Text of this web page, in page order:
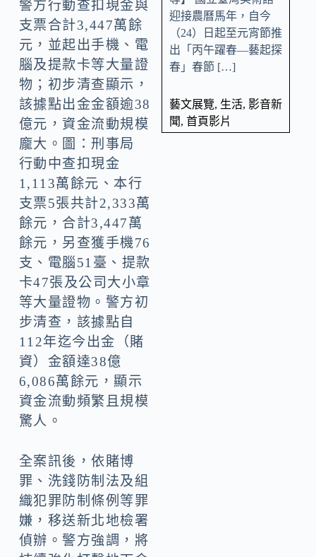
警方行動查扣現金與
支票合計3,447萬餘
元，並起出手機、電
腦及提款卡等大量證
物；初步清查顯示，
該據點出金金額逾38
億元，資金流動規模
龐大。圖：刑事局
行動中查扣現金
1,113萬餘元、本行
支票5張共計2,333萬
餘元，合計3,447萬
餘元，另查獲手機76
支、電腦51臺、提款
卡47張及公司大小章
等大量證物。警方初
步清查，該據點自
112年迄今出金（賭
資）金額達38億
6,086萬餘元，顯示
資金流動頻繁且規模
驚人。
全案訊後，依賭博
罪、洗錢防制法及組
織犯罪防制條例等罪
嫌，移送新北地檢署
偵辦。警方強調，將
迎接農曆馬年，自今
（24）日起至元宵節推
出「丙午躍春—藝起探
春」春節 […]
藝文展覽, 生活, 影音新
聞, 首頁影片